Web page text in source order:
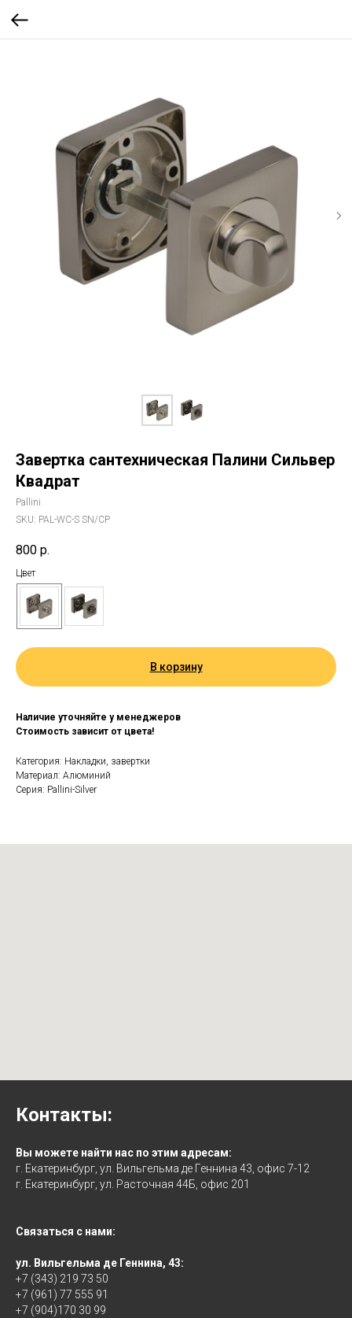
Завертка сантехническая Палини Сильвер
Квадрат
Pallini
SKU: PAL-WC-S SN/CP
800 р.
Цвет
В корзину
Наличие уточняйте у менеджеров
Стоимость зависит от цвета!
Категория: Накладки, завертки
Материал: Алюминий
Серия: Pallini-Silver
Контакты:
Вы можете найти нас по этим адресам:
г. Екатеринбург, ул. Вильгельма де Геннина 43, офис 7-12
г. Екатеринбург, ул. Расточная 44Б, офис 201
Связаться с нами:
ул. Вильгельма де Геннина, 43:
+7 (343) 219 73 50
+7 (961) 77 555 91
+7 (904)170 30 99